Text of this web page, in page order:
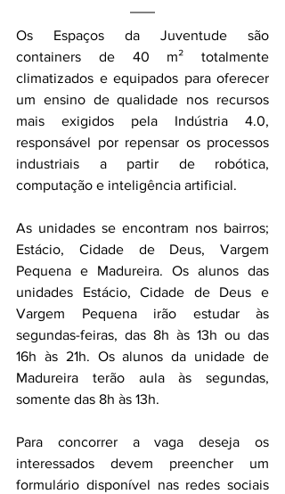
Os Espaços da Juventude são
containers de 40 m² totalmente
climatizados e equipados para oferecer
um ensino de qualidade nos recursos
mais exigidos pela Indústria 4.0,
responsável por repensar os processos
industriais a partir de robótica,
computação e inteligência artificial.
As unidades se encontram nos bairros;
Estácio, Cidade de Deus, Vargem
Pequena e Madureira. Os alunos das
unidades Estácio, Cidade de Deus e
Vargem Pequena irão estudar às
segundas-feiras, das 8h às 13h ou das
16h às 21h. Os alunos da unidade de
Madureira terão aula às segundas,
somente das 8h às 13h.
Para concorrer a vaga deseja os
interessados devem preencher um
formulário disponível nas redes sociais